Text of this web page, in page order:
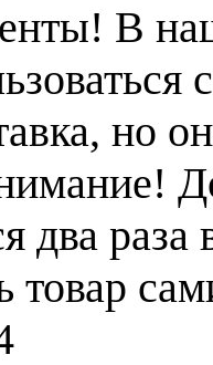
В
но
два
товар